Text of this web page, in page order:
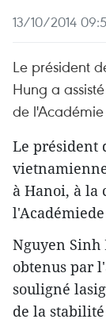
13/10/2014
Le président
Hung a
de
Le président
à Hanoi, à la
Nguyen Sinh
obtenus par
souligné
de la